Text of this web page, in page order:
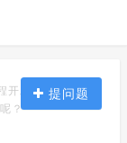
提问题
开发中如何将
？